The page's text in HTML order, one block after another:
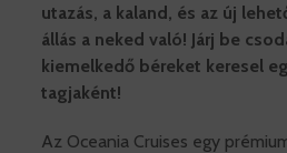
utazás, a kaland, és az új
állás a neked való! Járj be
kiemelkedő béreket keresel
tagjaként!
Az Oceania Cruises egy